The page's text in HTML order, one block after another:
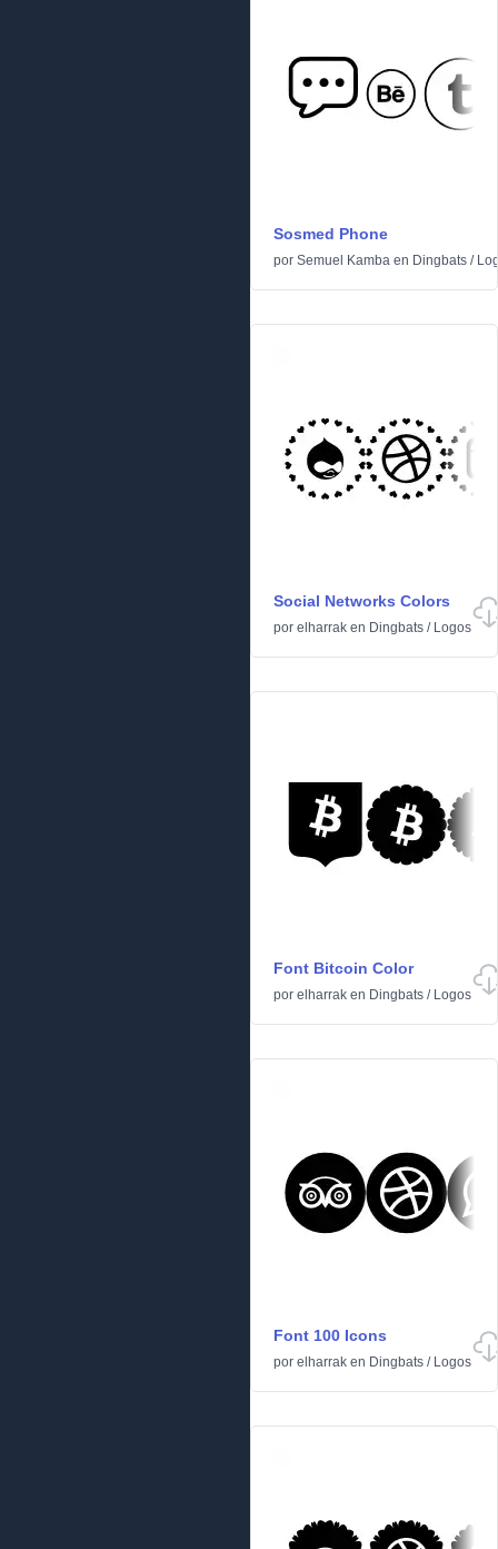
Sosmed Phone
por Semuel Kamba en Dingbats /
Social Networks Colors
por elharrak en Dingbats / Logos
Font Bitcoin Color
por elharrak en Dingbats / Logos
Font 100 Icons
por elharrak en Dingbats / Logos